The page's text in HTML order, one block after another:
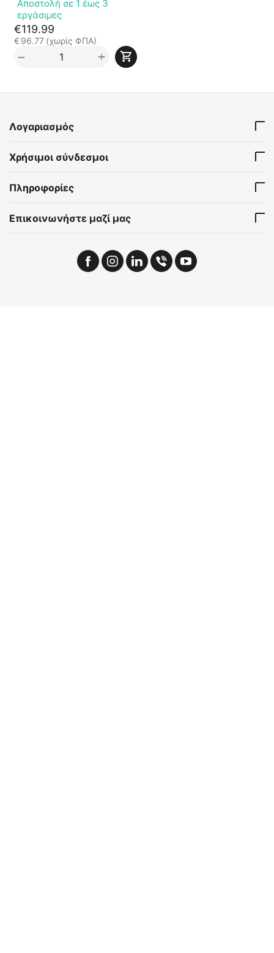
Αποστολή σε 1 έως 3
εργάσιμες
€119.99
€ 96.77 (χωρίς ΦΠΑ)
+
−
Λογαριασμός
Χρήσιμοι σύνδεσμοι
Πληροφορίες
Επικοινωνήστε μαζί μας